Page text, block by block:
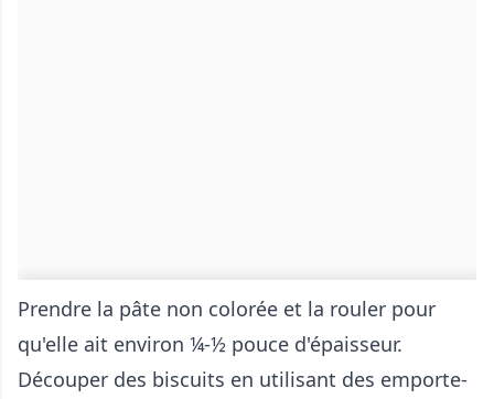
Prendre la pâte non colorée et la rouler pour
qu'elle ait environ ¼-½ pouce d'épaisseur.
Découper des biscuits en utilisant des emporte-